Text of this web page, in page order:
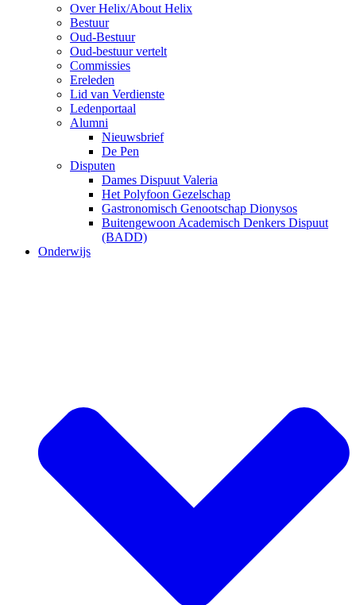
Over Helix/About Helix
Bestuur
Oud-Bestuur
Oud-bestuur vertelt
Commissies
Ereleden
Lid van Verdienste
Ledenportaal
Alumni
Nieuwsbrief
De Pen
Disputen
Dames Dispuut Valeria
Het Polyfoon Gezelschap
Gastronomisch Genootschap Dionysos
Buitengewoon Academisch Denkers Dispuut
(BADD)
Onderwijs